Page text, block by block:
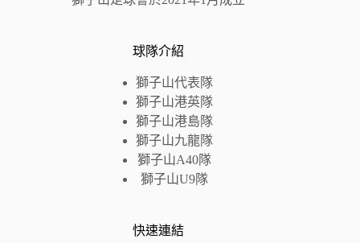
球隊介紹
獅子山代表隊
獅子山港英隊
獅子山港島隊
獅子山九龍隊
獅子山A40隊
獅子山U9隊
快速連結